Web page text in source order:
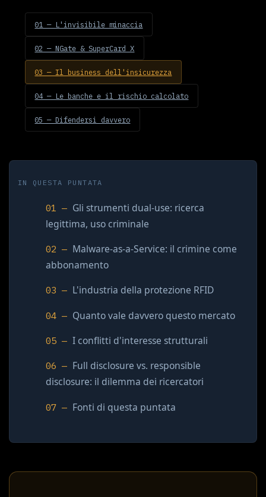
01 — L'invisibile minaccia
02 — NGate & SuperCard X
03 — Il business dell'insicurezza
04 — Le banche e il rischio calcolato
05 — Difendersi davvero
IN QUESTA PUNTATA
Gli strumenti dual-use: ricerca
legittima, uso criminale
Malware-as-a-Service: il crimine come
abbonamento
L'industria della protezione RFID
Quanto vale davvero questo mercato
I conflitti d'interesse strutturali
Full disclosure vs. responsible
disclosure: il dilemma dei ricercatori
Fonti di questa puntata